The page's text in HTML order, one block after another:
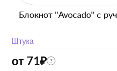
Блокнот "Avocado" с
Штука
от 71₽ ?